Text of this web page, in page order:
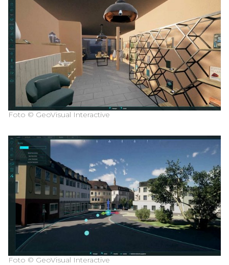
Foto © GeoVisual Interactive
Foto © GeoVisual Interactive